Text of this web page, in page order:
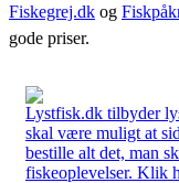
Fiskegrej.dk og
gode priser.
Lystfisk.dk tilbyder
skal være muligt at
bestille alt det, man
fiskeoplevelser. Klik